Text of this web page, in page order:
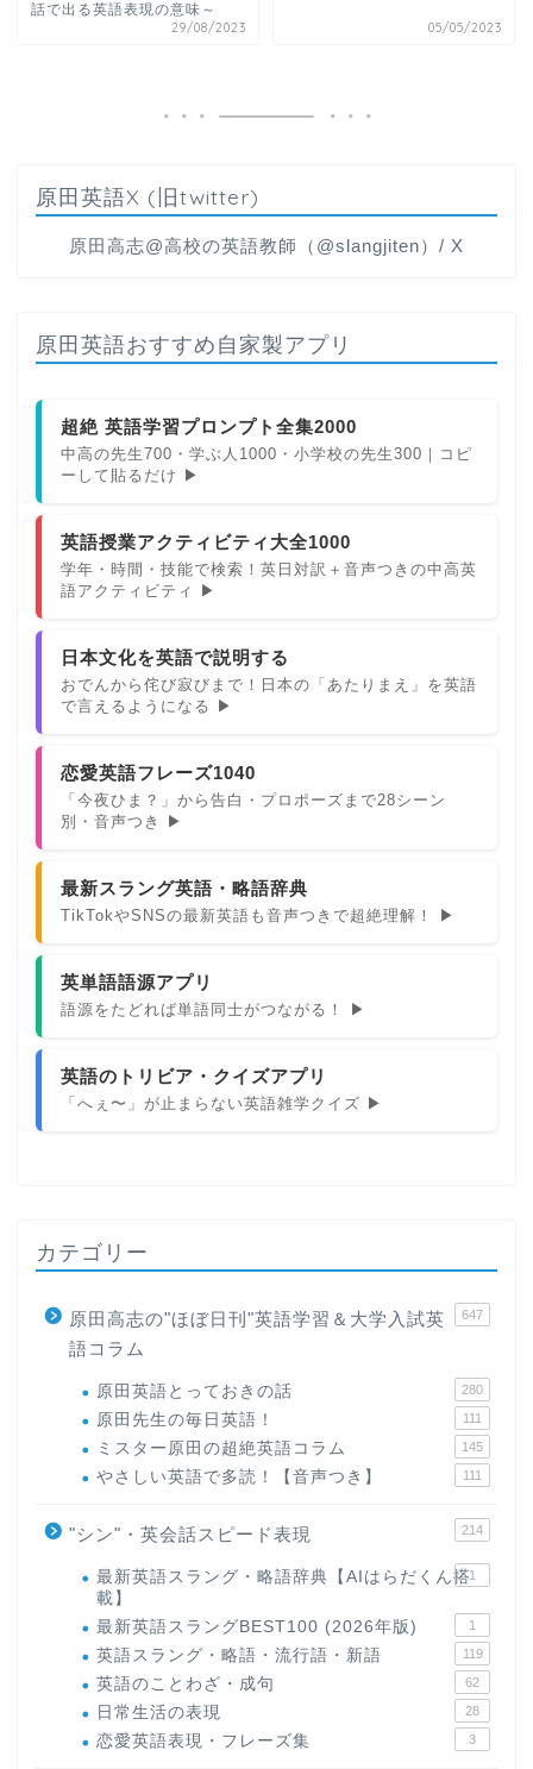
話で出る英語表現の意味～
29/08/2023 05/05/2023
原田英語X (旧twitter)
原田高志@高校の英語教師（@slangjiten）/ X
原田英語おすすめ自家製アプリ
超絶 英語学習プロンプト全集2000
中高の先生700・学ぶ人1000・小学校の先生300｜コピ
ーして貼るだけ ▶
英語授業アクティビティ大全1000
学年・時間・技能で検索！英日対訳＋音声つきの中高英
語アクティビティ ▶
日本文化を英語で説明する
おでんから侘び寂びまで！日本の「あたりまえ」を英語
で言えるようになる ▶
恋愛英語フレーズ1040
「今夜ひま？」から告白・プロポーズまで28シーン
別・音声つき ▶
最新スラング英語・略語辞典
TikTokやSNSの最新英語も音声つきで超絶理解！ ▶
英単語語源アプリ
語源をたどれば単語同士がつながる！ ▶
英語のトリビア・クイズアプリ
「へぇ〜」が止まらない英語雑学クイズ ▶
カテゴリー
原田高志の"ほぼ日刊"英語学習＆大学入試英
語コラム
647
原田英語とっておきの話 280
原田先生の毎日英語！ 111
ミスター原田の超絶英語コラム 145
やさしい英語で多読！【音声つき】 111
"シン"・英会話スピード表現 214
最新英語スラング・略語辞典【AIはらだくん搭
載】
1
最新英語スラングBEST100 (2026年版) 1
英語スラング・略語・流行語・新語 119
英語のことわざ・成句 62
日常生活の表現 28
恋愛英語表現・フレーズ集 3